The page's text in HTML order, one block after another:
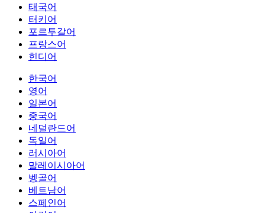
태국어
터키어
포르투갈어
프랑스어
힌디어
한국어
영어
일본어
중국어
네덜란드어
독일어
러시아어
말레이시아어
벵골어
베트남어
스페인어